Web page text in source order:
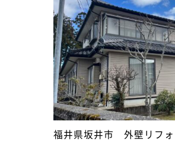
福井県坂井市 外壁リフ